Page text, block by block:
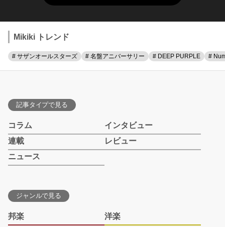
Mikiki トレンド
# サザンオールスターズ # 名盤アニバーサリー # DEEP PURPLE #
記事タイプで見る
コラム
インタビュー
連載
レビュー
ニュース
ジャンルで見る
邦楽
洋楽